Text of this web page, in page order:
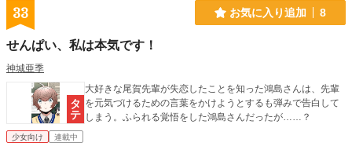
33 お気に入り追加 8
せんぱい、私は本気です！
神城亜季
大好きな尾賀先輩が失恋したことを知った鴻島さんは、先輩
を元気づけるための言葉をかけようとするも弾みで告白して
しまう。ふられる覚悟をした鴻島さんだったが……？
少女向け 連載中